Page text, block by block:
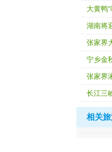
大黄鸭
湖南将
张家界
宁乡金
张家界
长江三
相关